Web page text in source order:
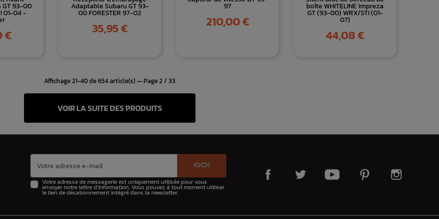
GT 93-00
01-04 -
€
Adaptable Subaru GT 93-
00 FORESTER 97-02
Prix
35,95 €
97
Prix
210,00 €
boîte WHITELINE impreza
GT (93-00) WRX/STI (01-
07)
Prix
44,08 €
Affichage 21-40 de 654 article(s) — Page 2 / 33
VOIR LA SUITE DES PRODUITS
GO!
Votre adresse de messagerie est uniquement utilisée pour vous
envoyer notre lettre d'information. Vous pouvez à tout moment utiliser
le lien de désabonnement intégré dans la newsletter.